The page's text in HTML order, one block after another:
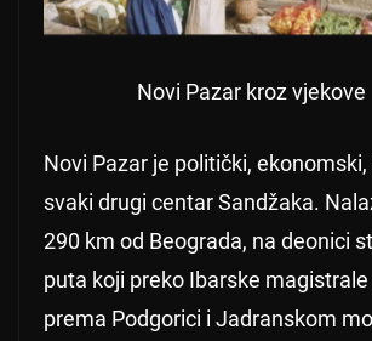
Novi Pazar kroz vjekove
Novi Pazar je politički,
svaki drugi centar Sandžaka.
290 km od Beograda, na deonici
puta koji preko Ibarske magistrale
prema Podgorici i Jadranskom